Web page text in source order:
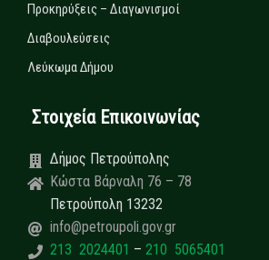
Προκηρύξεις – Διαγωνισμοί
Διαβουλεύσεις
Λεύκωμα Δήμου
Στοιχεία Επικοινωνίας
Δήμος Πετρούπολης
Κώστα Βάρναλη 76 – 78
Πετρούπολη 13232
info@petroupoli.gov.gr
213 2024401 – 210 5065401